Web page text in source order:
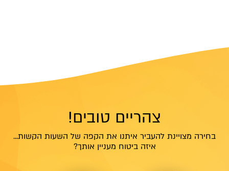
צהריים טובים!
בחירה מצויינת להעביר איתנו את הקפה של השעות הקשות...
איזה ביטוח מעניין אותך?